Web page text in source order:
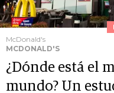
McDonald's
MCDONALD'S
¿Dónde está el
mundo? Un